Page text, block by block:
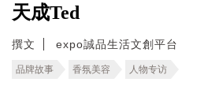
天成Ted
撰文 expo誠品生活文創平台
品牌故事 香氛美容 人物专访